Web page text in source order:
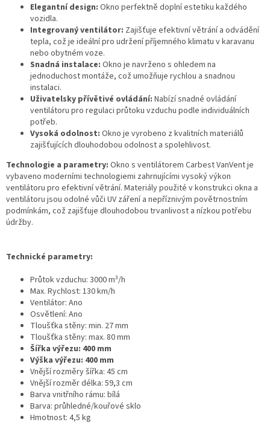
Elegantní design: Okno perfektně doplní estetiku každého
vozidla.
Integrovaný ventilátor: Zajišťuje efektivní větrání a odvádění
tepla, což je ideální pro udržení příjemného klimatu v karavanu
nebo obytném voze.
Snadná instalace: Okno je navrženo s ohledem na
jednoduchost montáže, což umožňuje rychlou a snadnou
instalaci.
Uživatelsky přívětivé ovládání: Nabízí snadné ovládání
ventilátoru pro regulaci průtoku vzduchu podle individuálních
potřeb.
Vysoká odolnost: Okno je vyrobeno z kvalitních materiálů
zajišťujících dlouhodobou odolnost a spolehlivost.
Technologie a parametry: Okno s ventilátorem Carbest VanVent je
vybaveno moderními technologiemi zahrnujícími vysoký výkon
ventilátoru pro efektivní větrání. Materiály použité v konstrukci okna a
ventilátoru jsou odolné vůči UV záření a nepříznivým povětrnostním
podmínkám, což zajišťuje dlouhodobou trvanlivost a nízkou potřebu
údržby.
Technické parametry:
Průtok vzduchu: 3000 m³/h
Max. Rychlost: 130 km/h
Ventilátor: Ano
Osvětlení: Ano
Tloušťka stěny: min. 27 mm
Tloušťka stěny: max. 80 mm
Šířka výřezu: 400 mm
Výška výřezu: 400 mm
Vnější rozměry šířka: 45 cm
Vnější rozměr délka: 59,3 cm
Barva vnitřního rámu: bílá
Barva: průhledné/kouřové sklo
Hmotnost: 4,5 kg